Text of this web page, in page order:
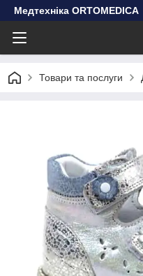
Медтехніка ORTOMEDICA
Товари та послуги